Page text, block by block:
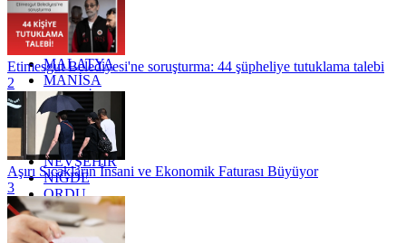
KONYA
KÜTAHYA
KİLİS
MALATYA
MANİSA
MARDİN
MERSİN
MUĞLA
MUŞ
NEVŞEHİR
NİĞDE
ORDU
OSMANİYE
RİZE
Etimesgut Belediyesi'ne soruşturma: 44 şüpheliye tutuklama talebi
2
Aşırı Sıcakların İnsani ve Ekonomik Faturası Büyüyor
3